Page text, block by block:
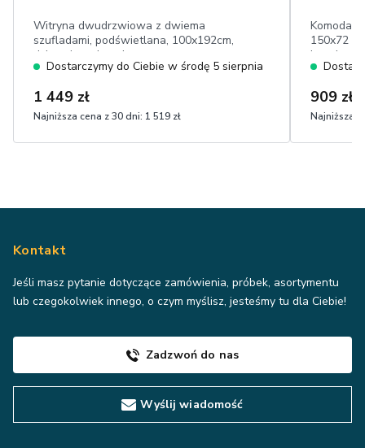
Witryna dwudrzwiowa z dwiema
szufladami, podświetlana, 100x192cm,
dąb artisan, lamele
Dostarczymy do Ciebie w środę 5 sierpnia
1 449 zł
Najniższa cena z 30 dni: 1 519 zł
Komoda
150x72
lamele
909 zł
Najniższa
Kontakt
Jeśli masz pytanie dotyczące zamówienia, próbek, asortymentu
lub czegokolwiek innego, o czym myślisz, jesteśmy tu dla Ciebie!
Zadzwoń do nas
Wyślij wiadomość